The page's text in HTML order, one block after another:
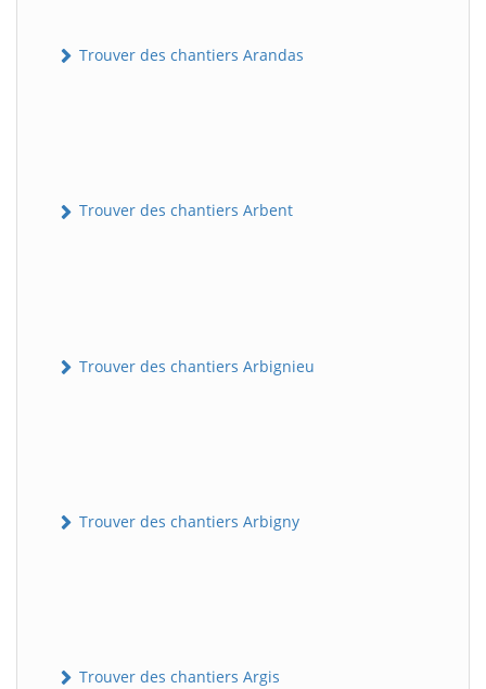
Trouver des chantiers Arandas
Trouver des chantiers Arbent
Trouver des chantiers Arbignieu
Trouver des chantiers Arbigny
Trouver des chantiers Argis